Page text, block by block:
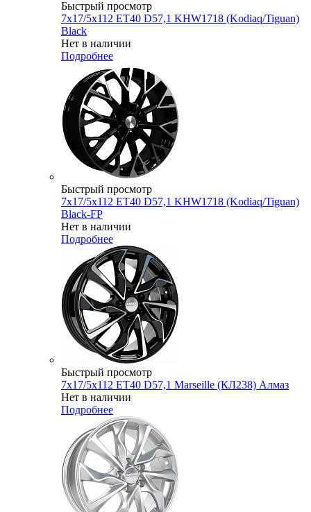
Быстрый просмотр
7x17/5x112 ET40 D57,1 KHW1718 (Kodiaq/Tiguan)
Black
Нет в наличии
Подробнее
Быстрый просмотр
7x17/5x112 ET40 D57,1 KHW1718 (Kodiaq/Tiguan)
Black-FP
Нет в наличии
Подробнее
Быстрый просмотр
7x17/5x112 ET40 D57,1 Marseille (КЛ238) Алмаз
Нет в наличии
Подробнее